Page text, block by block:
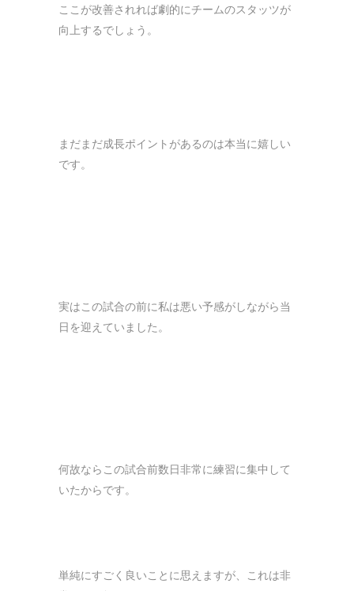
ここが改善されれば劇的にチームのスタッツが
向上するでしょう。
まだまだ成長ポイントがあるのは本当に嬉しい
です。
実はこの試合の前に私は悪い予感がしながら当
日を迎えていました。
何故ならこの試合前数日非常に練習に集中して
いたからです。
単純にすごく良いことに思えますが、これは非